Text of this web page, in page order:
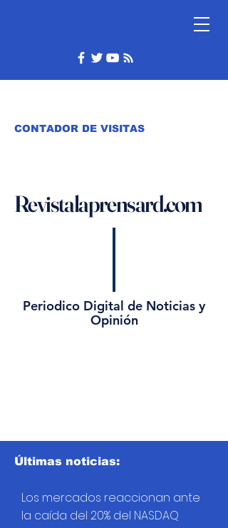
CONTADOR DE VISITAS
Revistalaprensard.com
Periodico Digital de Noticias y
Opinión
Últimas noticias:
Los mercados reaccionan ante
la caída del 20% del NASDAQ